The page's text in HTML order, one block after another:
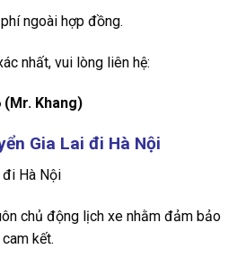
ngoài hợp đồng.
nhất, vui lòng liên hệ:
(Mr. Khang)
Gia Lai đi Hà Nội
đi Hà Nội
chủ động lịch xe nhằm đảm bảo
kết.